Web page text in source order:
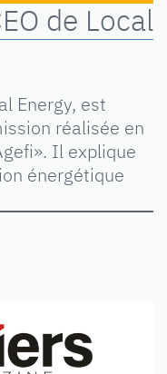
de Local
Energy, est
réalisée en
Il explique
énergétique